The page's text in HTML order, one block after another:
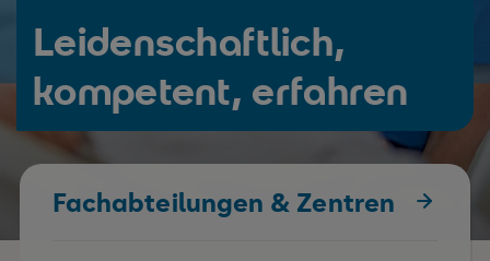
Leidenschaftlich,
kompetent, erfahren
Fachabteilungen & Zentren